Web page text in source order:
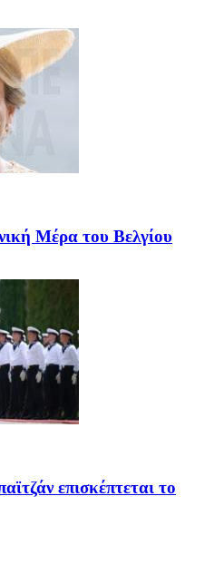
Μέρα του Βελγίου
επισκέπτεται το